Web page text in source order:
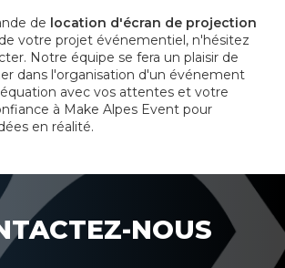
de location d'écran de projection
votre projet événementiel, n'hésitez
Notre équipe se fera un plaisir de
dans l'organisation d'un événement
avec vos attentes et votre
à Make Alpes Event pour
en réalité.
NOUS